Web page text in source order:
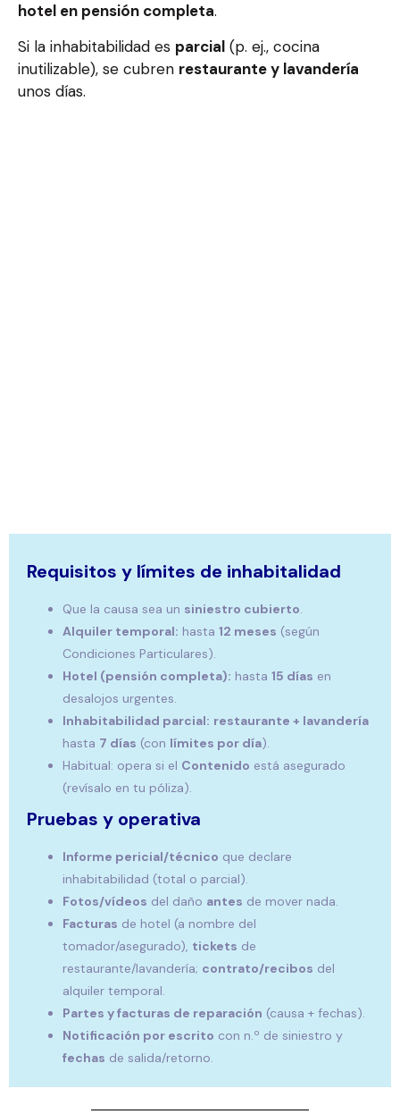
hotel en pensión completa.
Si la inhabitabilidad es parcial (p. ej., cocina
inutilizable), se cubren restaurante y lavandería
unos días.
Requisitos y límites de inhabitalidad
Que la causa sea un siniestro cubierto.
Alquiler temporal: hasta 12 meses (según
Condiciones Particulares).
Hotel (pensión completa): hasta 15 días en
desalojos urgentes.
Inhabitabilidad parcial: restaurante + lavandería
hasta 7 días (con límites por día).
Habitual: opera si el Contenido está asegurado
(revísalo en tu póliza).
Pruebas y operativa
Informe pericial/técnico que declare
inhabitabilidad (total o parcial).
Fotos/vídeos del daño antes de mover nada.
Facturas de hotel (a nombre del
tomador/asegurado), tickets de
restaurante/lavandería; contrato/recibos del
alquiler temporal.
Partes y facturas de reparación (causa + fechas).
Notificación por escrito con n.º de siniestro y
fechas de salida/retorno.